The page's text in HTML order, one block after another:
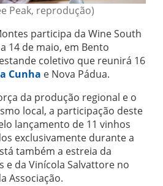
Peak, reprodução)
participa da Wine South
14 de maio, em Bento
coletivo que reunirá 16
Cunha e Nova Pádua.
da produção regional e o
local, a participação deste
lançamento de 11 vinhos
exclusivamente durante a
também a estreia da
e da Vinícola Salvattore no
Associação.